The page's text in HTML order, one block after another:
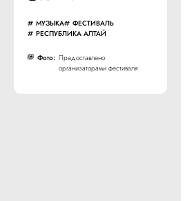
МУЗЫКА
ФЕСТИВАЛЬ
РЕСПУБЛИКА АЛТАЙ
Фото: Предоставлено
организаторами фестиваля